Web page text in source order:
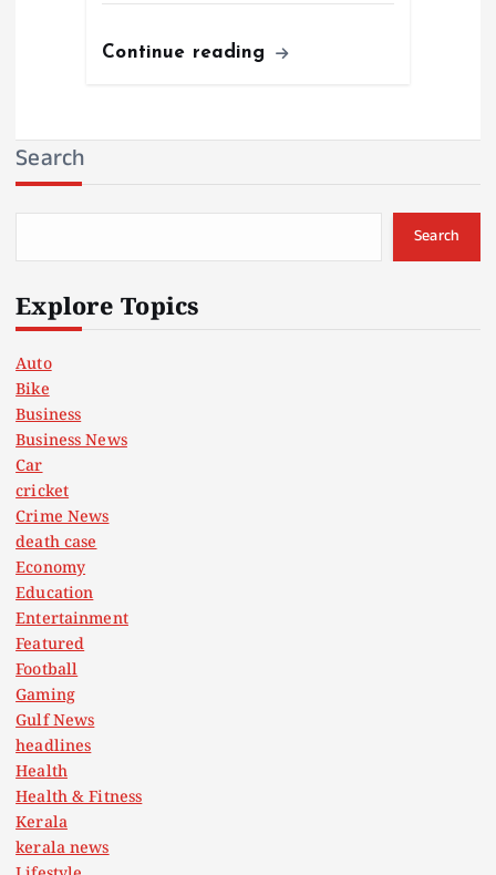
Continue reading
Search
Search
Explore Topics
Auto
Bike
Business
Business News
Car
cricket
Crime News
death case
Economy
Education
Entertainment
Featured
Football
Gaming
Gulf News
headlines
Health
Health & Fitness
Kerala
kerala news